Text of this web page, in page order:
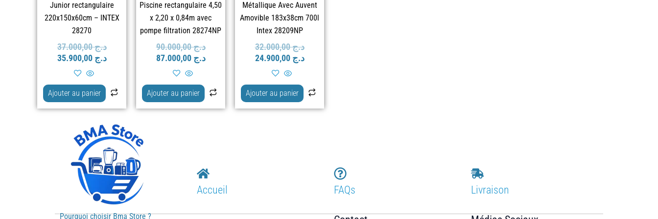
Junior rectangulaire
220x150x60cm – INTEX
28270
د.ج37.000,00
د.ج 35.900,00
Ajouter au panier
Piscine rectangulaire 4,50
x 2,20 x 0,84m avec
pompe filtration 28274NP
د.ج90.000,00
د.ج 87.000,00
Ajouter au panier
Métallique Avec Auvent
Amovible 183x38cm 700l
Intex 28209NP
د.ج32.000,00
د.ج 24.900,00
Ajouter au panier
Accueil FAQs Livraison
Pourquoi choisir Bma Store ?